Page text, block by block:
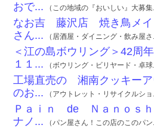
おで... （この地域の『おいしい』大募
なお吉 藤沢店 焼き鳥メイ
さん... （居酒屋・ダイニング・飲み屋
＜江の島ボウリング＞42周
１１... （ボウリング・ビリヤード・卓
工場直売の 湘南クッキーア
のお... （アウトレット・リサイクルシ
Ｐａｉｎ de Ｎａｎｏｓｈ
ナノ... （パン屋さん！この店のこのパ